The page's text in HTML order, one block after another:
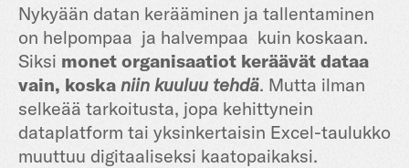
Nykyään datan kerääminen ja tallentaminen
on helpompaa ja halvempaa kuin koskaan.
Siksi monet organisaatiot keräävät dataa
vain, koska niin kuuluu tehdä. Mutta ilman
selkeää tarkoitusta, jopa kehittynein
dataplatform tai yksinkertaisin Excel-taulukko
muuttuu digitaaliseksi kaatopaikaksi.